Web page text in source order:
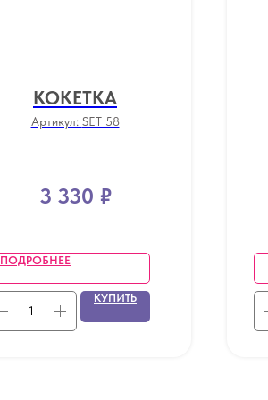
КОКЕТКА
Артикул: SET 58
3 330 ₽
ПОДРОБНЕЕ
КУПИТЬ